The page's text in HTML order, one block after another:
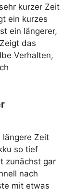
kurzer Zeit
ein kurzes
ein längerer,
das
Verhalten,
längere Zeit
so tief
zunächst gar
nach
mit etwas